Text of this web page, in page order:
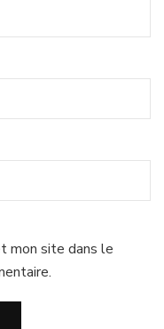
mon site dans le